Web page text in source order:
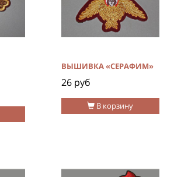
В корзину
ВЫШИВКА «СЕРАФИМ»
26 руб